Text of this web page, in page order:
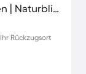
Chalet mit Terrasse, Grill und Garten | Naturblick
Rückzugsort